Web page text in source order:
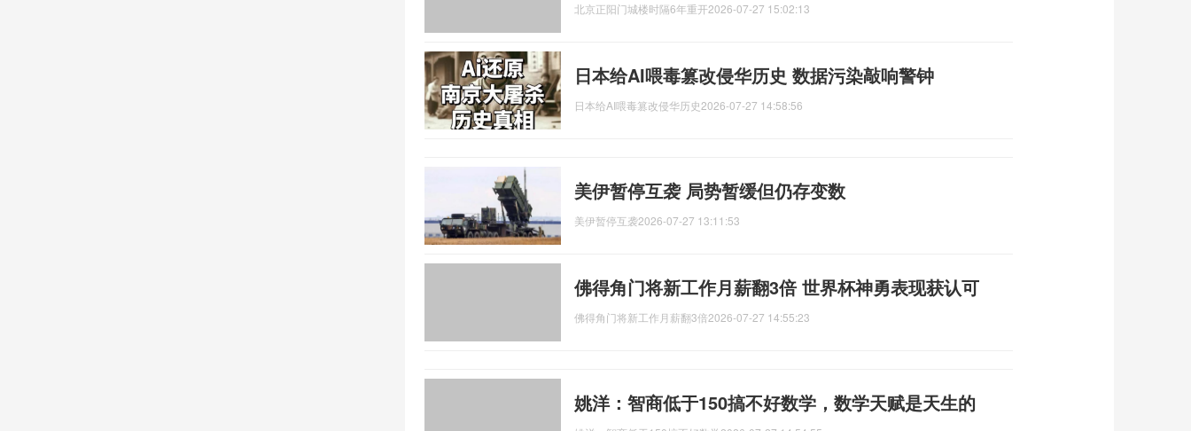
北京正阳门城楼时隔6年重开2026-07-27 15:02:13
日本给AI喂毒篡改侵华历史 数据污染敲响警钟
日本给AI喂毒篡改侵华历史2026-07-27 14:58:56
美伊暂停互袭 局势暂缓但仍存变数
美伊暂停互袭2026-07-27 13:11:53
佛得角门将新工作月薪翻3倍 世界杯神勇表现获认可
佛得角门将新工作月薪翻3倍2026-07-27 14:55:23
姚洋：智商低于150搞不好数学，数学天赋是天生的